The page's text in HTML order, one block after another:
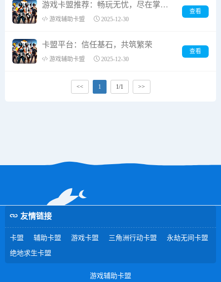
游戏卡盟推荐：畅玩无忧，尽在掌握！
游戏辅助卡盟 2025-12-30
查看
卡盟平台：信任基石，共筑繁荣
游戏辅助卡盟 2025-12-30
查看
<< 1 1/1 >>
友情链接
卡盟 辅助卡盟 游戏卡盟 三角洲行动卡盟 永劫无间卡盟
绝地求生卡盟
游戏辅助卡盟